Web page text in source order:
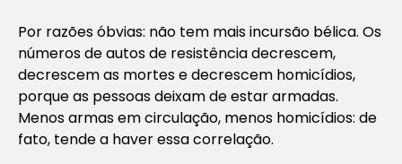
Por razões óbvias: não tem mais incursão bélica. Os
números de autos de resistência decrescem,
decrescem as mortes e decrescem homicídios,
porque as pessoas deixam de estar armadas.
Menos armas em circulação, menos homicídios: de
fato, tende a haver essa correlação.